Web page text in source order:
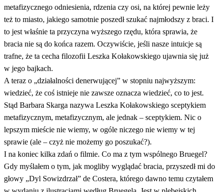
metafizycznego odniesienia, rdzenia czy osi, na której pewnie leży
też to miasto, jakiego samotnie poszedł szukać najmłodszy z braci. I
to jest właśnie ta przyczyna wyższego rzędu, która sprawia, że
bracia nie są do końca razem. Oczywiście, jeśli nasze intuicje są
trafne, że ta cecha filozofii Leszka Kołakowskiego ujawnia się już
w jego bajkach.
A teraz o „działalności denerwującej” w stopniu najwyższym:
wiedzieć, że coś istnieje nie zawsze oznacza wiedzieć, co to jest.
Stąd Barbara Skarga nazywa Leszka Kołakowskiego sceptykiem
metafizycznym, metafizycznym, ale jednak – sceptykiem. Nic o
lepszym mieście nie wiemy, w ogóle niczego nie wiemy w tej
sprawie (ale – czyż nie możemy go poszukać?).
I na koniec kilka zdań o filmie. Co ma z tym wspólnego Bruegel?
Gdy myślałem o tym, jak mogliby wyglądać bracia, przyszedł mi do
głowy „Dyl Sowizdrzał” de Costera, którego dawno temu czytałem